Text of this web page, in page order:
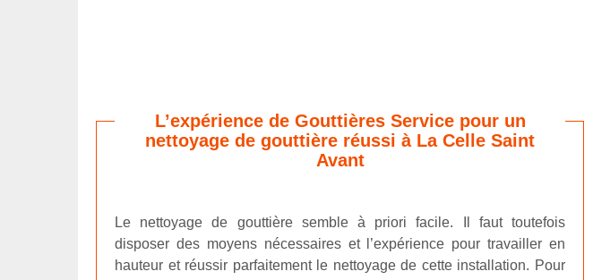
L’expérience de Gouttières Service pour un
nettoyage de gouttière réussi à La Celle Saint
Avant
Le nettoyage de gouttière semble à priori facile. Il faut toutefois
disposer des moyens nécessaires et l’expérience pour travailler en
hauteur et réussir parfaitement le nettoyage de cette installation. Pour